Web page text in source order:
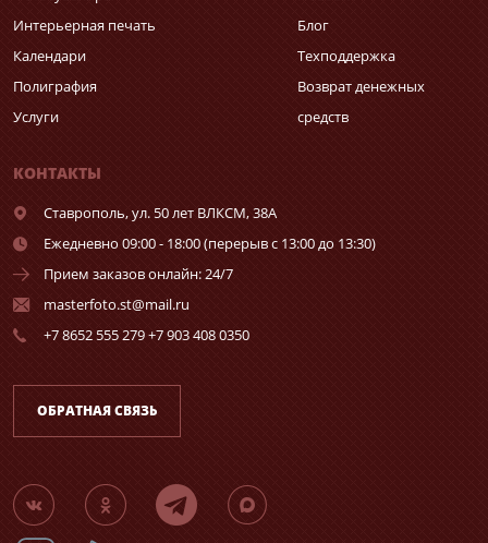
Интерьерная печать
Календари
Полиграфия
Услуги
Блог
Техподдержка
Возврат денежных
средств
КОНТАКТЫ
Ставрополь,ул. 50 лет ВЛКСМ, 38А
Ежедневно 09:00 - 18:00 (перерыв с 13:00 до 13:30)
Прием заказов онлайн: 24/7
masterfoto.st@mail.ru
+7 8652 555 279 +7 903 408 0350
ОБРАТНАЯ СВЯЗЬ